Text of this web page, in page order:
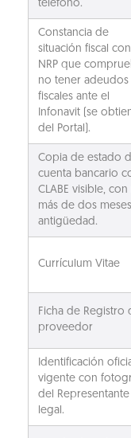
teléfono.
Constancia de
situación fiscal con
NRP que
no tener adeudos
fiscales ante el
Infonavit (se
del Portal).
Copia de estado
cuenta bancario
CLABE visible, con
más de dos
antigüedad.
Currículum Vitae
Ficha de Registro
proveedor
Identificación
vigente con
del Representante
legal.